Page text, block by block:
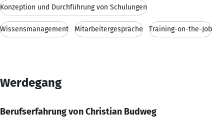
Konzeption und Durchführung von Schulungen
Wissensmanagement Mitarbeitergespräche Training-on-the-Job
Werdegang
Berufserfahrung von Christian Budweg